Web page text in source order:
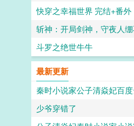
快穿之幸福世界 完结+番外
斩神：开局剑神，守夜人
斗罗之绝世牛牛
最新更新
秦时小说家公子清焱妃百
少爷穿错了